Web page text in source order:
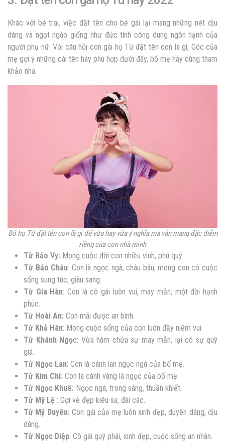
Khác với bé trai, việc đặt tên cho bé gái lại mang những nét dịu
dàng và ngọt ngào giống như đức tính công dung ngôn hạnh của
người phụ nữ. Với câu hỏi con gái họ Từ đặt tên con là gì, Góc của
mẹ gợi ý những cái tên hay phù hợp dưới đây, bố mẹ hãy cùng tham
khảo nha.
Bố họ Từ đặt tên con là gì để vừa hay vừa ý nghĩa mà vẫn mang đặc điểm
riêng của con nhà mình
Từ Bảo Vy: Mong cuộc đời con nhiều vinh, phú quý.
Từ Bảo Châu: Con là ngọc ngà, châu báu, mong con có cuộc
sống sung túc, giàu sang.
Từ Gia Hân: Con là cô gái luôn vui, may mắn, một đời hạnh
phúc.
Từ Hoài An: Con mãi được an bình.
Từ Khả Hân: Mong cuộc sống của con luôn đầy niềm vui.
Từ Khánh Ngọc: Vừa hàm chứa sự may mắn, lại có sự quý
giá.
Từ Ngọc Lan: Con là cành lan ngọc ngà của bố mẹ.
Từ Kim Chi: Con là cành vàng lá ngọc của bố mẹ.
Từ Ngọc Khuê: Ngọc ngà, trong sáng, thuần khiết.
Từ Mỹ Lệ : Gợi vẻ đẹp kiêu sa, đài các.
Từ Mỹ Duyên: Con gái của mẹ luôn xinh đẹp, duyên dáng, dịu
dàng.
Từ Ngọc Diệp: Cô gái quý phái, xinh đẹp, cuộc sống an nhàn.